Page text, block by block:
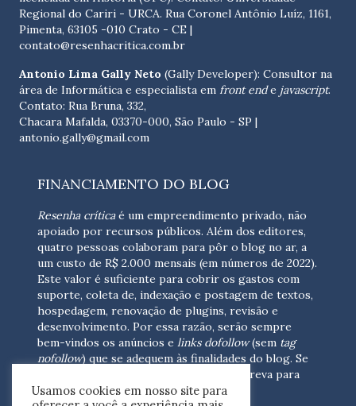
Regional do Cariri - URCA. Rua Coronel Antônio Luíz, 1161,
Pimenta, 63105 -010 Crato - CE |
contato@resenhacritica.com.br
Antonio Lima Gally Neto (Gally Developer): Consultor na
área de Informática e especialista em front ende javascript.
Contato: Rua Bruna, 332,
Chacara Mafalda, 03370-000, São Paulo - SP |
antonio.gally@gmail.com
FINANCIAMENTO DO BLOG
Resenha críticaé um empreendimento privado, não
apoiado por recursos públicos. Além dos editores,
quatro pessoas colaboram para pôr o blog no ar, a
um custo de R$ 2.000 mensais (em números de 2022).
Este valor é suficiente para cobrir os gastos com
suporte, coleta de, indexação e postagem de textos,
hospedagem, renovação de plugins, revisão e
desenvolvimento. Por essa razão, serão sempre
bem-vindos os anúncios e links dofollow(sem tag
nofollow) que se adequem às finalidades do blog. Se
escreva para
nós(contato@resenhacritica.com.br)
Usamos cookies em nosso site para